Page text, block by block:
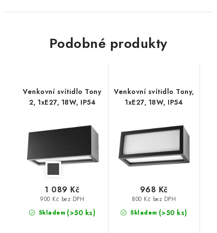
Podobné produkty
Venkovní svítidlo Tony
2, 1xE27, 18W, IP54
Skladem (>50 ks)
900 Kč bez DPH
1 089 Kč
Venkovní svítidlo Tony,
1xE27, 18W, IP54
Skladem (>50 ks)
800 Kč bez DPH
968 Kč